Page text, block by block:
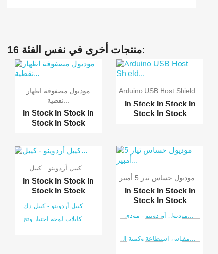
16 منتجات أخرى في نفس الفئة:
موديول مصفوفة اظهار
نقطية...
In Stock In Stock In
Stock In Stock
Arduino USB Host Shield...
In Stock In Stock In
Stock In Stock
كيبل أردوينو - كيبل...
In Stock In Stock In
Stock In Stock
كيبل أردوينو - كيبل ذك...
كابلات لوحة اختبار وتج...
In Stock In Stock In
Stock In Stock